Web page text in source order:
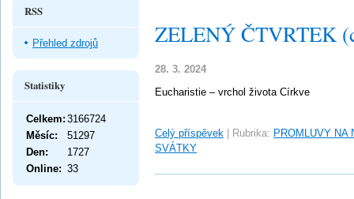
ZELENÝ ČTVRTEK
28. 3. 2024
Eucharistie – vrchol života Církve
Celý příspěvek Rubrika: PROMLUVY NA
SVÁTKY
RSS
Přehled zdrojů
Statistiky
Online: 33
Celkem: 3166724
Měsíc:
51297
Den:
1727